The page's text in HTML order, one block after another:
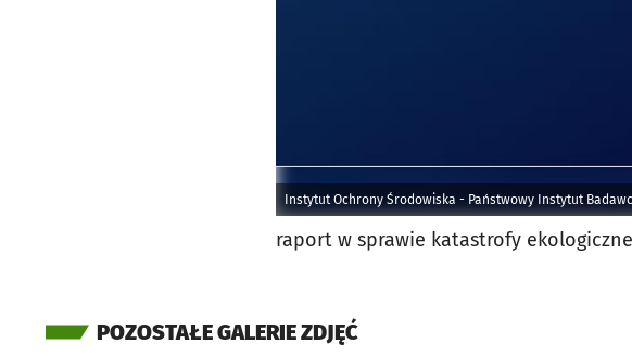
Instytut Ochrony Środowiska - Państwowy Instytut
raport w sprawie katastrofy
POZOSTAŁE GALERIE ZDJĘĆ